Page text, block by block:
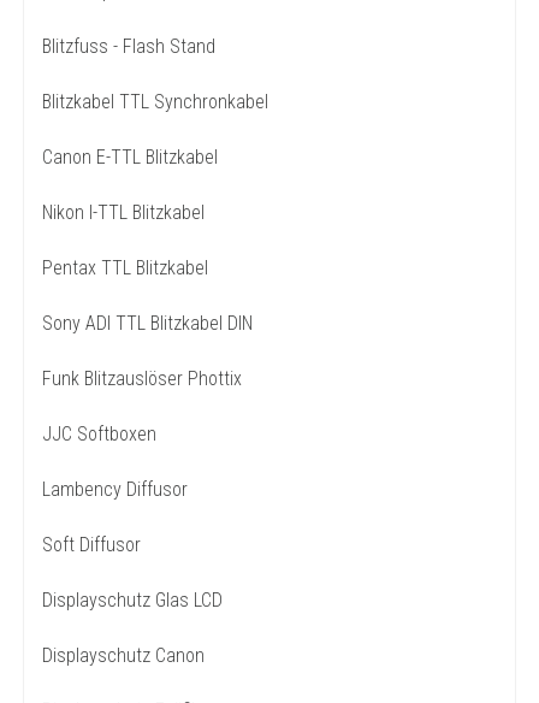
Blitzfuss - Flash Stand
Blitzkabel TTL Synchronkabel
Canon E-TTL Blitzkabel
Nikon I-TTL Blitzkabel
Pentax TTL Blitzkabel
Sony ADI TTL Blitzkabel DIN
Funk Blitzauslöser Phottix
JJC Softboxen
Lambency Diffusor
Soft Diffusor
Displayschutz Glas LCD
Displayschutz Canon